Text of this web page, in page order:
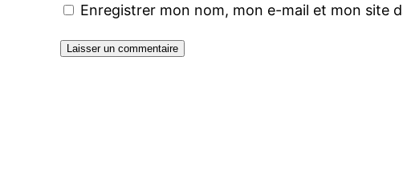
Enregistrer mon nom, mon e-mail et mon site